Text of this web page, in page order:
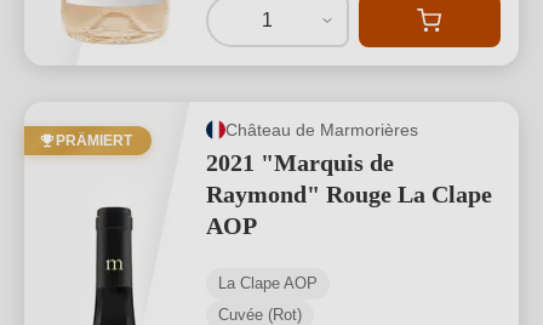
1
PRÄMIERT
Château de Marmorières
2021 "Marquis de
Raymond" Rouge La Clape
AOP
La Clape AOP
Cuvée (Rot)